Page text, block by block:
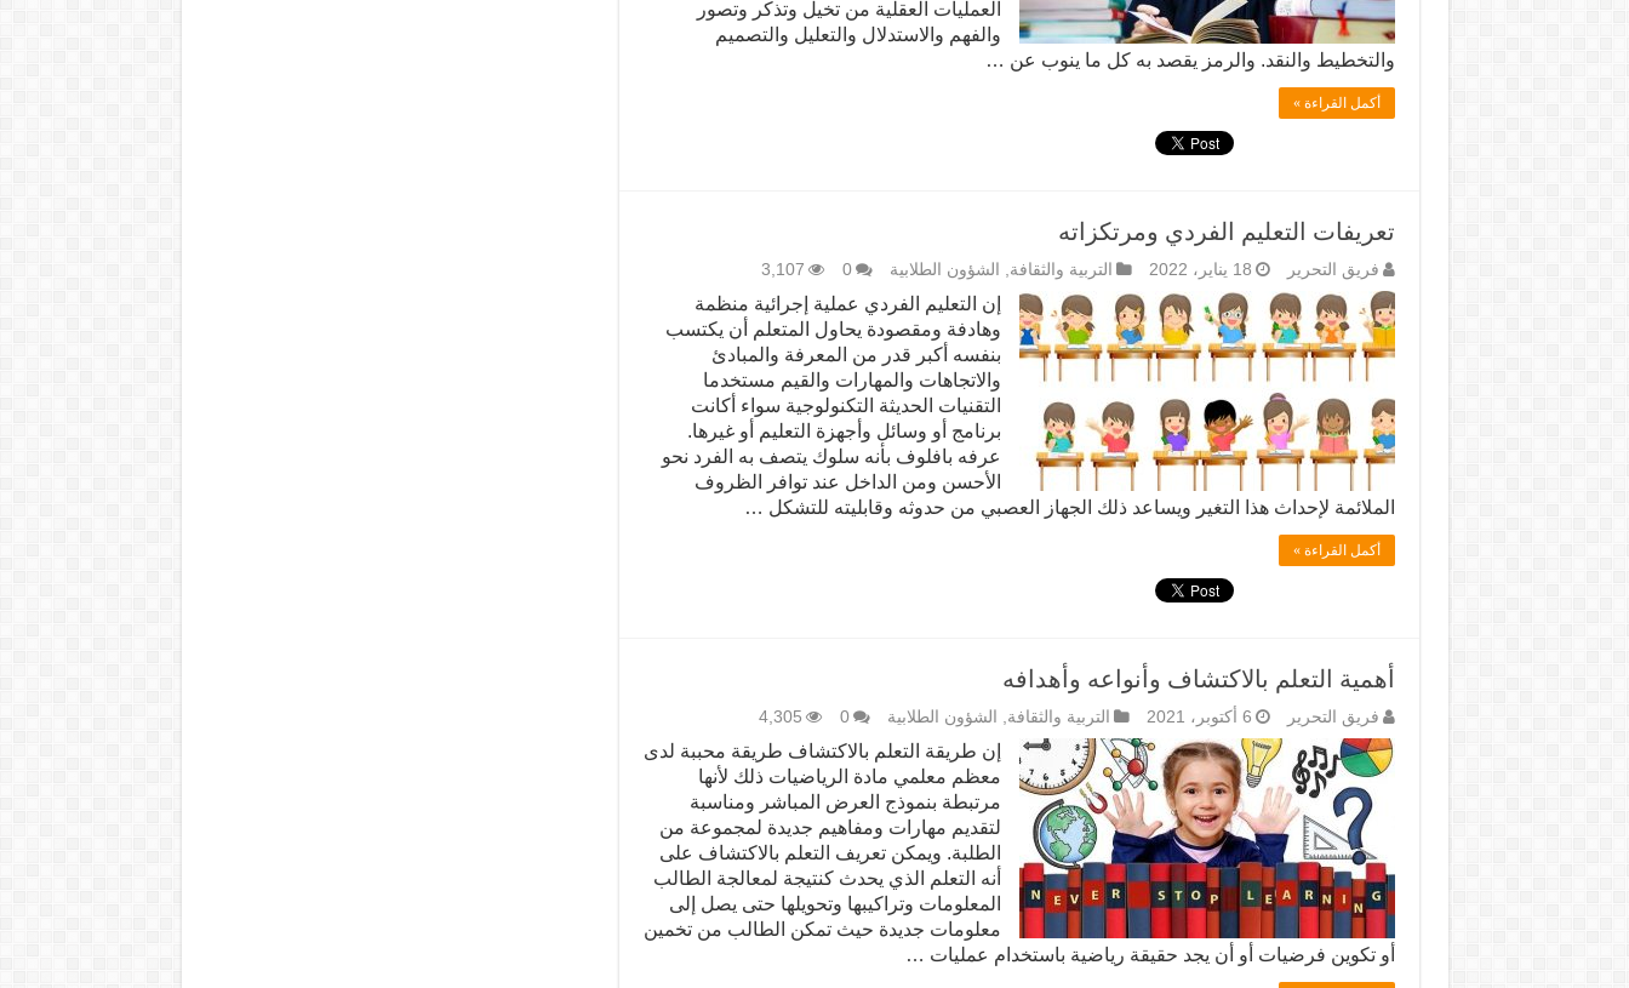
العمليات العقلية من تخيل وتذكر وتصور
والفهم والاستدلال والتعليل والتصميم
والتخطيط والنقد. والرمز يقصد به كل ما ينوب عن …
أكمل القراءة »
تعريفات التعليم الفردي ومرتكزاته
فريق التحرير 18 يناير، 2022 التربية والثقافة, الشؤون الطلابية 0
3,107
إن التعليم الفردي عملية إجرائية منظمة
وهادفة ومقصودة يحاول المتعلم أن يكتسب
بنفسه أكبر قدر من المعرفة والمبادئ
والاتجاهات والمهارات والقيم مستخدما
التقنيات الحديثة التكنولوجية سواء أكانت
برنامج أو وسائل وأجهزة التعليم أو غيرها.
عرفه بافلوف بأنه سلوك يتصف به الفرد نحو
الأحسن ومن الداخل عند توافر الظروف
الملائمة لإحداث هذا التغير ويساعد ذلك الجهاز العصبي من حدوثه وقابليته للتشكل …
أكمل القراءة »
أهمية التعلم بالاكتشاف وأنواعه وأهدافه
فريق التحرير 6 أكتوبر، 2021 التربية والثقافة, الشؤون الطلابية 0
4,305
إن طريقة التعلم بالاكتشاف طريقة محببة لدى
معظم معلمي مادة الرياضيات ذلك لأنها
مرتبطة بنموذج العرض المباشر ومناسبة
لتقديم مهارات ومفاهيم جديدة لمجموعة من
الطلبة. ويمكن تعريف التعلم بالاكتشاف على
أنه التعلم الذي يحدث كنتيجة لمعالجة الطالب
المعلومات وتراكيبها وتحويلها حتى يصل إلى
معلومات جديدة حيث تمكن الطالب من تخمين
أو تكوين فرضيات أو أن يجد حقيقة رياضية باستخدام عمليات …